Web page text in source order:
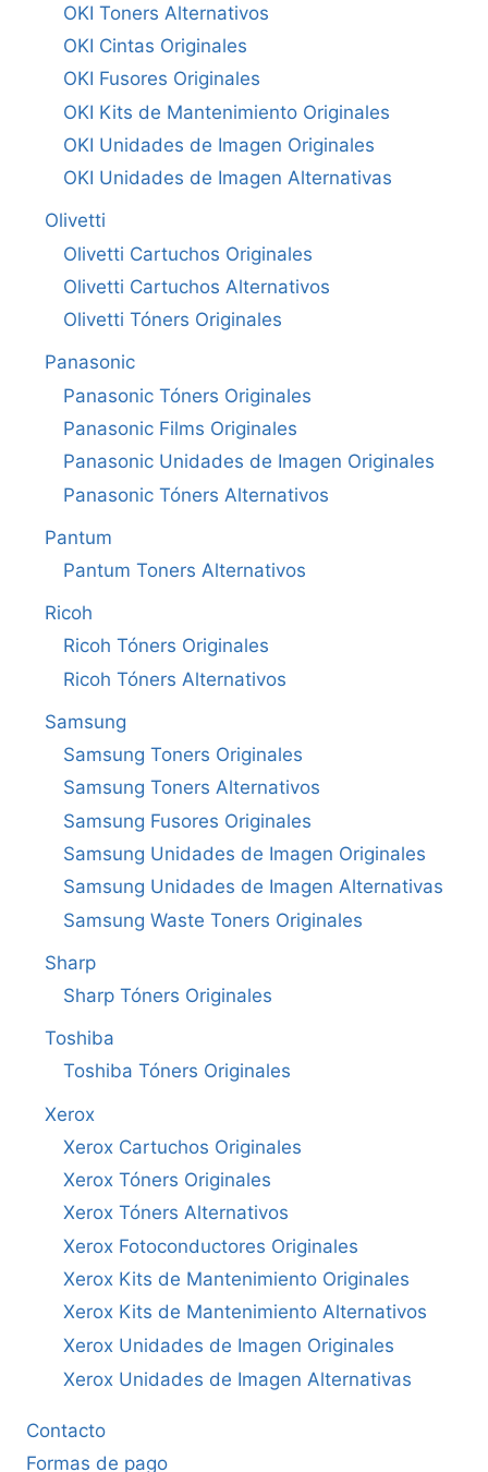
OKI Toners Alternativos
OKI Cintas Originales
OKI Fusores Originales
OKI Kits de Mantenimiento Originales
OKI Unidades de Imagen Originales
OKI Unidades de Imagen Alternativas
Olivetti
Olivetti Cartuchos Originales
Olivetti Cartuchos Alternativos
Olivetti Tóners Originales
Panasonic
Panasonic Tóners Originales
Panasonic Films Originales
Panasonic Unidades de Imagen Originales
Panasonic Tóners Alternativos
Pantum
Pantum Toners Alternativos
Ricoh
Ricoh Tóners Originales
Ricoh Tóners Alternativos
Samsung
Samsung Toners Originales
Samsung Toners Alternativos
Samsung Fusores Originales
Samsung Unidades de Imagen Originales
Samsung Unidades de Imagen Alternativas
Samsung Waste Toners Originales
Sharp
Sharp Tóners Originales
Toshiba
Toshiba Tóners Originales
Xerox
Xerox Cartuchos Originales
Xerox Tóners Originales
Xerox Tóners Alternativos
Xerox Fotoconductores Originales
Xerox Kits de Mantenimiento Originales
Xerox Kits de Mantenimiento Alternativos
Xerox Unidades de Imagen Originales
Xerox Unidades de Imagen Alternativas
Contacto
Formas de pago